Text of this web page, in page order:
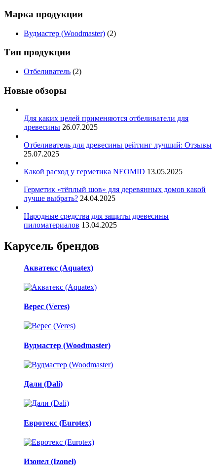
Марка продукции
Вудмастер (Woodmaster) (2)
Тип продукции
Отбеливатель (2)
Новые обзоры
Для каких целей применяются отбеливатели для
древесины 26.07.2025
Отбеливатель для древесины рейтинг лучший: Отзывы
25.07.2025
Какой расход у герметика NEOMID 13.05.2025
Герметик «тёплый шов» для деревянных домов какой
лучше выбрать? 24.04.2025
Народные средства для защиты древесины
пиломатериалов 13.04.2025
Карусель брендов
Акватекс (Aquatex)
Верес (Veres)
Вудмастер (Woodmaster)
Дали (Dali)
Евротекс (Eurotex)
Изонел (Izonel)